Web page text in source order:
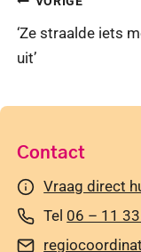
navigatie
‘Ze straalde iets
uit’
Contact
Vraag direct
Tel 06 – 11